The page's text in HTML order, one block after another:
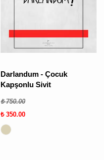
Darlandum - Çocuk
Kapşonlu Sivit
₺ 750.00
₺ 350.00